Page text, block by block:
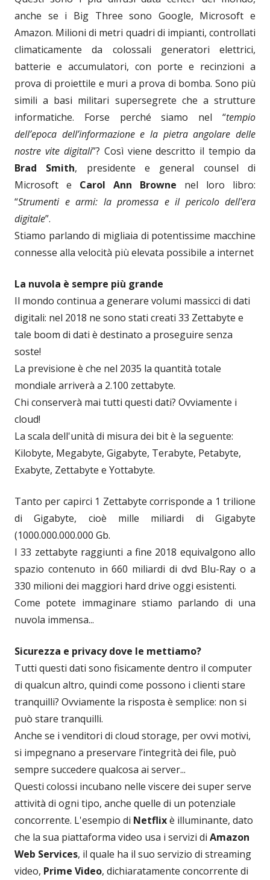
anche se i Big Three sono Google, Microsoft e
Amazon. Milioni di metri quadri di impianti, controllati
climaticamente da colossali generatori elettrici,
batterie e accumulatori, con porte e recinzioni a
prova di proiettile e muri a prova di bomba. Sono più
simili a basi militari supersegrete che a strutture
informatiche. Forse perché siamo nel “tempio
dell’epoca dell’informazione e la pietra angolare delle
nostre vite digitali”? Così viene descritto il tempio da
Brad Smith, presidente e general counsel di
Microsoft e Carol Ann Browne nel loro libro:
“Strumenti e armi: la promessa e il pericolo dell'era
digitale”.
Stiamo parlando di migliaia di potentissime macchine
connesse alla velocità più elevata possibile a internet
La nuvola è sempre più grande
Il mondo continua a generare volumi massicci di dati
digitali: nel 2018 ne sono stati creati 33 Zettabyte e
tale boom di dati è destinato a proseguire senza
soste!
La previsione è che nel 2035 la quantità totale
mondiale arriverà a 2.100 zettabyte.
Chi conserverà mai tutti questi dati? Ovviamente i
cloud!
La scala dell'unità di misura dei bit è la seguente:
Kilobyte, Megabyte, Gigabyte, Terabyte, Petabyte,
Exabyte, Zettabyte e Yottabyte.
Tanto per capirci 1 Zettabyte corrisponde a 1 trilione
di Gigabyte, cioè mille miliardi di Gigabyte
(1000.000.000.000 Gb.
I 33 zettabyte raggiunti a fine 2018 equivalgono allo
spazio contenuto in 660 miliardi di dvd Blu-Ray o a
330 milioni dei maggiori hard drive oggi esistenti.
Come potete immaginare stiamo parlando di una
nuvola immensa...
Sicurezza e privacy dove le mettiamo?
Tutti questi dati sono fisicamente dentro il computer
di qualcun altro, quindi come possono i clienti stare
tranquilli? Ovviamente la risposta è semplice: non si
può stare tranquilli.
Anche se i venditori di cloud storage, per ovvi motivi,
si impegnano a preservare l’integrità dei file, può
sempre succedere qualcosa ai server...
Questi colossi incubano nelle viscere dei super serve
attività di ogni tipo, anche quelle di un potenziale
concorrente. L'esempio di Netflixè illuminante, dato
che la sua piattaforma video usa i servizi di Amazon
Web Services, il quale ha il suo servizio di streaming
video, Prime Video, dichiaratamente concorrente di